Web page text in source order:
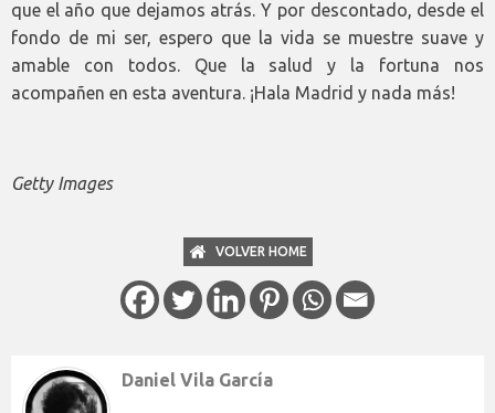
que el año que dejamos atrás. Y por descontado, desde el
fondo de mi ser, espero que la vida se muestre suave y
amable con todos. Que la salud y la fortuna nos
acompañen en esta aventura. ¡Hala Madrid y nada más!
Getty Images
VOLVER HOME
Daniel Vila García